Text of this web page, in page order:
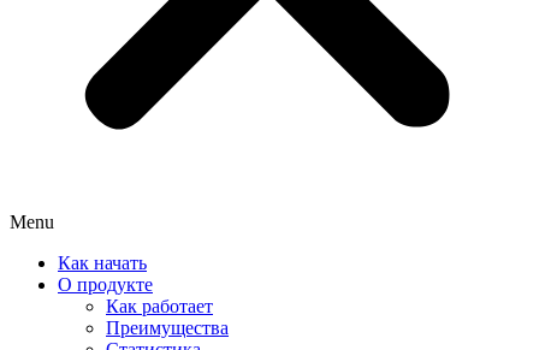
Menu
Как начать
О продукте
Как работает
Преимущества